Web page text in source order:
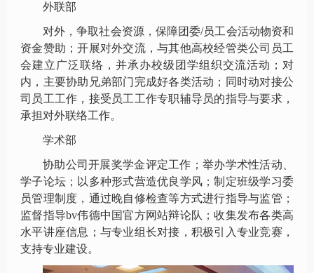
外联部
对外，争取社会资源，保障团委/员工会活动物资和
资金赞助；开展对外交流，与其他高校经管类公司员工
会建立广泛联络，并承办校级团学组织交流活动；对
内，主要协助兄弟部门完成好各类活动；同时动对接公
司员工工作，接受员工工作专职辅导员的指导与要求，
承担对外联络工作。
学术部
协助公司开展奖学金评定工作；举办学术性活动、
学子论坛；以多种形式营造优良学风；制定班级学习委
员管理制度，通过晚自修检查等方式进行指导与监管；
监督指导bv伟德中国官方网站辩论队；收集发布各类高
水平讲座信息；与专业组长对接，积极引入专业竞赛，
支持专业建设。